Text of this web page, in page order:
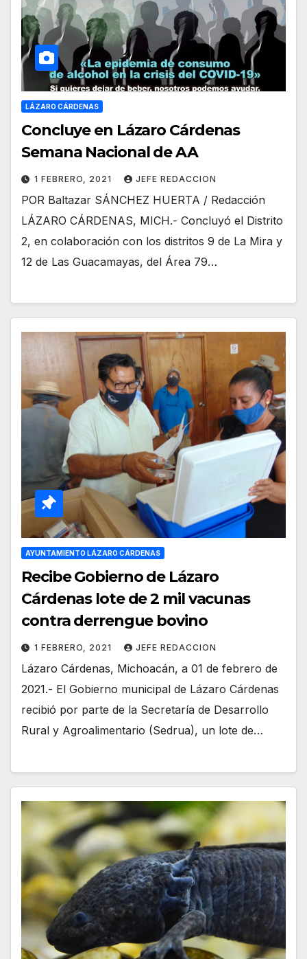
LÁZARO CÁRDENAS
Concluye en Lázaro Cárdenas
Semana Nacional de AA
1 FEBRERO, 2021 JEFE REDACCION
POR Baltazar SÁNCHEZ HUERTA / Redacción
LÁZARO CÁRDENAS, MICH.- Concluyó el Distrito
2, en colaboración con los distritos 9 de La Mira y
12 de Las Guacamayas, del Área 79…
AYUNTAMIENTO LÁZARO CÁRDENAS
Recibe Gobierno de Lázaro
Cárdenas lote de 2 mil vacunas
contra derrengue bovino
1 FEBRERO, 2021 JEFE REDACCION
Lázaro Cárdenas, Michoacán, a 01 de febrero de
2021.- El Gobierno municipal de Lázaro Cárdenas
recibió por parte de la Secretaría de Desarrollo
Rural y Agroalimentario (Sedrua), un lote de…